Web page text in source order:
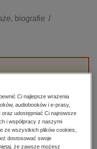
informatyka
biografie
Ci najlepsze wrażenia
audiobooków i e-prasy,
udostępniać Ci najnowsze
i współpracy z naszymi
ze wszystkich plików cookies,
dostosować swoje
że zawsze możesz